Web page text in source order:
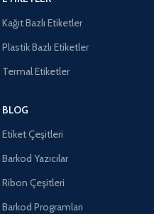
Kağıt Bazlı Etiketler
Plastik Bazlı Etiketler
Termal Etiketler
BLOG
Etiket Çeşitleri
Barkod Yazıcılar
Ribon Çeşitleri
Barkod Programları